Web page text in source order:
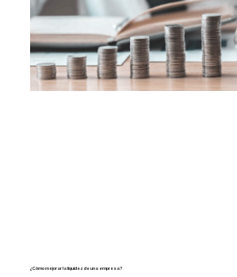
¿Cómo mejorar la liquidez de una empresa?